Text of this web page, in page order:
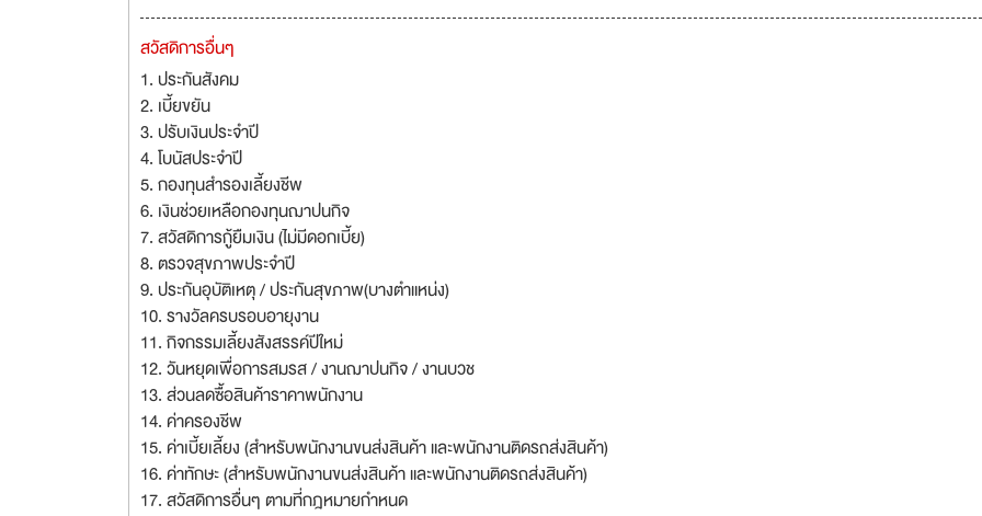
สวัสดิการอื่นๆ
1. ประกันสังคม
2. เบี้ยขยัน
3. ปรับเงินประจำปี
4. โบนัสประจำปี
5. กองทุนสำรองเลี้ยงชีพ
6. เงินช่วยเหลือกองทุนฌาปนกิจ
7. สวัสดิการกู้ยืมเงิน (ไม่มีดอกเบี้ย)
8. ตรวจสุขภาพประจำปี
9. ประกันอุบัติเหตุ / ประกันสุขภาพ(บางตำแหน่ง)
10. รางวัลครบรอบอายุงาน
11. กิจกรรมเลี้ยงสังสรรค์ปีใหม่
12. วันหยุดเพื่อการสมรส / งานฌาปนกิจ / งานบวช
13. ส่วนลดซื้อสินค้าราคาพนักงาน
14. ค่าครองชีพ
15. ค่าเบี้ยเลี้ยง (สำหรับพนักงานขนส่งสินค้า และพนักงานติดรถส่งสินค้า)
16. ค่าทักษะ (สำหรับพนักงานขนส่งสินค้า และพนักงานติดรถส่งสินค้า)
17. สวัสดิการอื่นๆ ตามที่กฎหมายกำหนด